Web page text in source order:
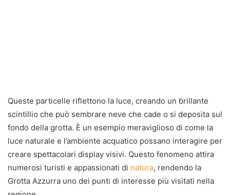
Queste particelle riflettono la luce, creando un brillante
scintillio che può sembrare neve che cade o si deposita sul
fondo della grotta. È un esempio meraviglioso di come la
luce naturale e l’ambiente acquatico possano interagire per
creare spettacolari display visivi. Questo fenomeno attira
numerosi turisti e appassionati di natura, rendendo la
Grotta Azzurra uno dei punti di interesse più visitati nella